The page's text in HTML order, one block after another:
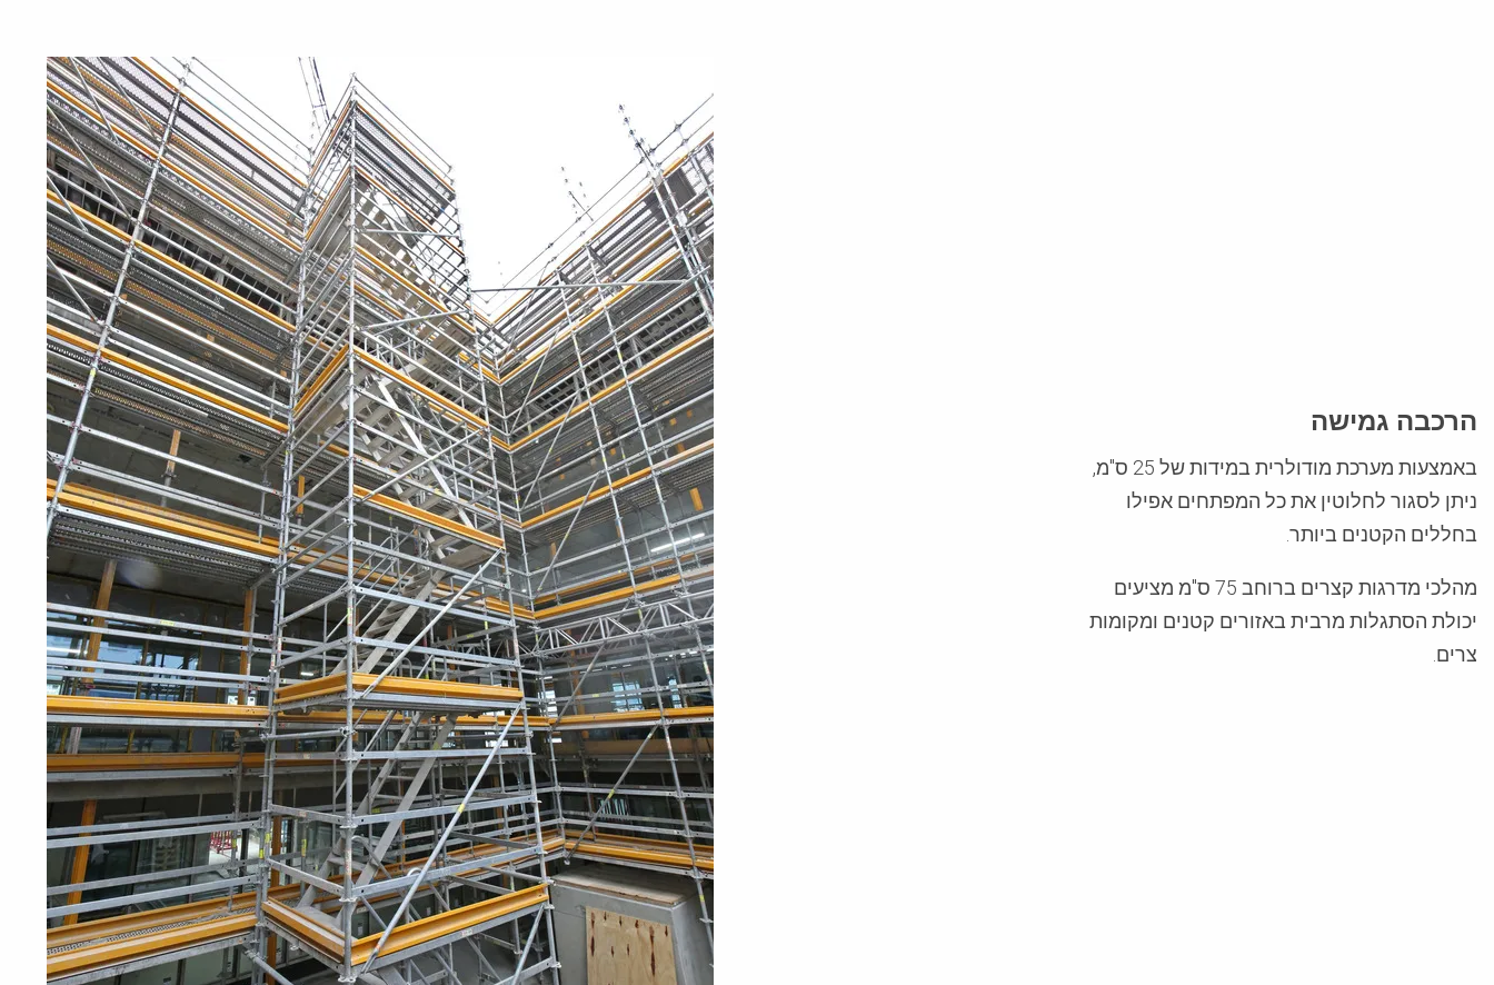
הרכבה גמישה
באמצעות מערכת מודולרית במידות של 25 ס"מ,
ניתן לסגור לחלוטין את כל המפתחים אפילו
בחללים הקטנים ביותר.
מהלכי מדרגות קצרים ברוחב 75 ס"מ מציעים
יכולת הסתגלות מרבית באזורים קטנים ומקומות
צרים.